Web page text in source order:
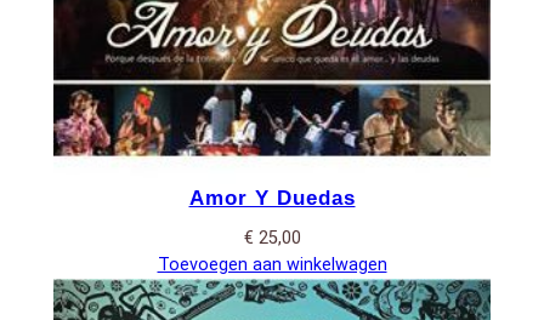
Amor Y Duedas
€ 25,00
Toevoegen aan winkelwagen